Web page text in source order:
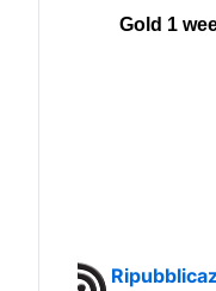
Gold 1